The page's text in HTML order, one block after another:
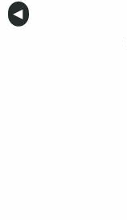
Anterior
◀︎